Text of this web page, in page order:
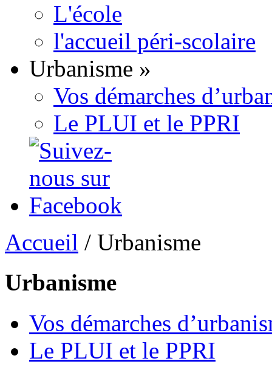
L'école
l'accueil péri-scolaire
Urbanisme »
Vos démarches
Le PLUI et le PPRI
Accueil / Urbanisme
Urbanisme
Vos démarches
Le PLUI et le PPRI